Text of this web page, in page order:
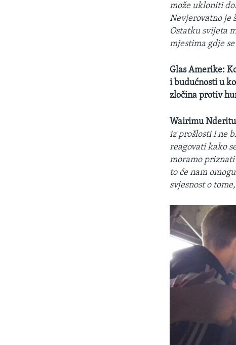
može ukloniti
Nevjerovatno je
Ostatku svijeta
mjestima gdje
Glas Amerike:
i budućnosti u
zločina protiv
Wairimu
iz prošlosti i ne
reagovati kako
moramo priznati
to će nam
svjesnost o